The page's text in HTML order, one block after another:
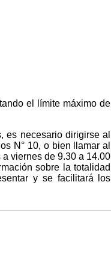
el límite máximo de
es necesario dirigirse al
N° 10, o bien llamar al
viernes de 9.30 a 14.00
sobre la totalidad
y se facilitará los